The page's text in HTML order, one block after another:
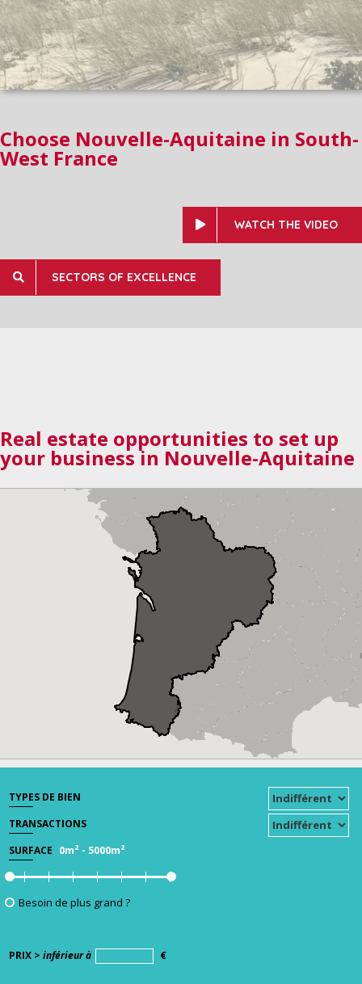
Choose Nouvelle-Aquitaine in South-
West France
WATCH THE VIDEO
SECTORS OF EXCELLENCE
Real estate opportunities to set up
your business in Nouvelle-Aquitaine
TYPES DE BIEN
TRANSACTIONS
SURFACE 0m² - 5000m²
Besoin de plus grand ?
PRIX > inférieur à €